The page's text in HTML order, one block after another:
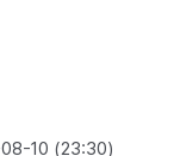
10 (23:30)